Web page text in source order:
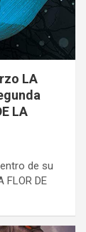
LA
LA
de su
DE